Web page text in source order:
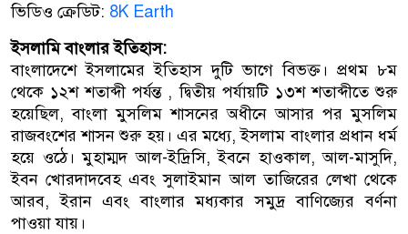
ভিডিও ক্রেডিট: 8K Earth
ইসলামি বাংলার ইতিহাস:
বাংলাদেশে ইসলামের ইতিহাস দুটি ভাগে বিভক্ত। প্রথম ৮ম
থেকে ১২শ শতাব্দী পর্যন্ত , দ্বিতীয় পর্যায়টি ১৩শ শতাব্দীতে শুরু
হয়েছিল, বাংলা মুসলিম শাসনের অধীনে আসার পর মুসলিম
রাজবংশের শাসন শুরু হয়। এর মধ্যে, ইসলাম বাংলার প্রধান ধর্ম
হয়ে ওঠে। মুহাম্মদ আল-ইদ্রিসি, ইবনে হাওকাল, আল-মাসুদি,
ইবন খোরদাদবেহ এবং সুলাইমান আল তাজিরের লেখা থেকে
আরব, ইরান এবং বাংলার মধ্যকার সমুদ্র বাণিজ্যের বর্ণনা
পাওয়া যায়।